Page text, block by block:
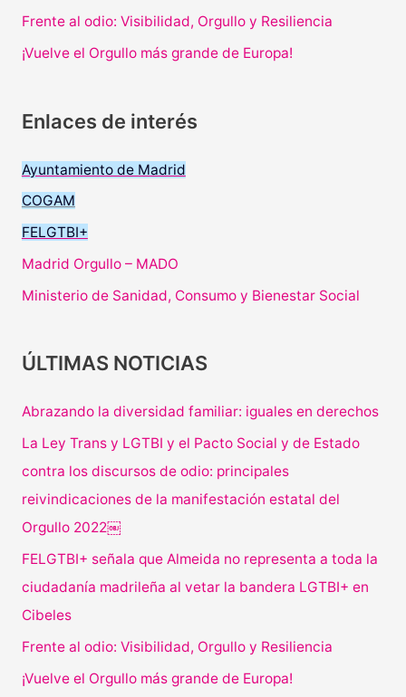
Frente al odio: Visibilidad, Orgullo y Resiliencia
¡Vuelve el Orgullo más grande de Europa!
Enlaces de interés
Ayuntamiento de Madrid
COGAM
FELGTBI+
Madrid Orgullo – MADO
Ministerio de Sanidad, Consumo y Bienestar Social
ÚLTIMAS NOTICIAS
Abrazando la diversidad familiar: iguales en derechos
La Ley Trans y LGTBI y el Pacto Social y de Estado
contra los discursos de odio: principales
reivindicaciones de la manifestación estatal del
Orgullo 2022￼
FELGTBI+ señala que Almeida no representa a toda la
ciudadanía madrileña al vetar la bandera LGTBI+ en
Cibeles
Frente al odio: Visibilidad, Orgullo y Resiliencia
¡Vuelve el Orgullo más grande de Europa!